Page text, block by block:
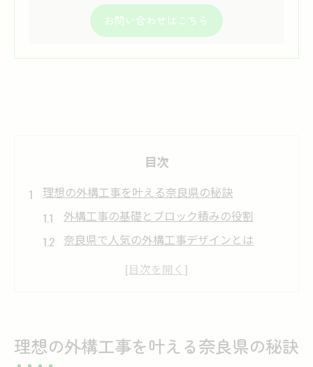
お問い合わせはこちら
目次
理想の外構工事を叶える奈良県の秘訣
外構工事の基礎とブロック積みの役割
奈良県で人気の外構工事デザインとは
外構工事で重視すべきポイントを解説
外構工事で叶える安心な住まいづくり
理想の外構工事を叶える奈良県の秘訣